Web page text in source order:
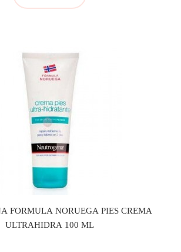
FORMULA NORUEGA PIES CREMA
ULTRAHIDRA 100 ML